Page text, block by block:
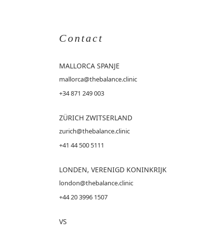
Contact
MALLORCA SPANJE
mallorca@thebalance.clinic
+34 871 249 003
ZÜRICH ZWITSERLAND
zurich@thebalance.clinic
+41 44 500 5111
LONDEN, VERENIGD KONINKRIJK
london@thebalance.clinic
+44 20 3996 1507
VS